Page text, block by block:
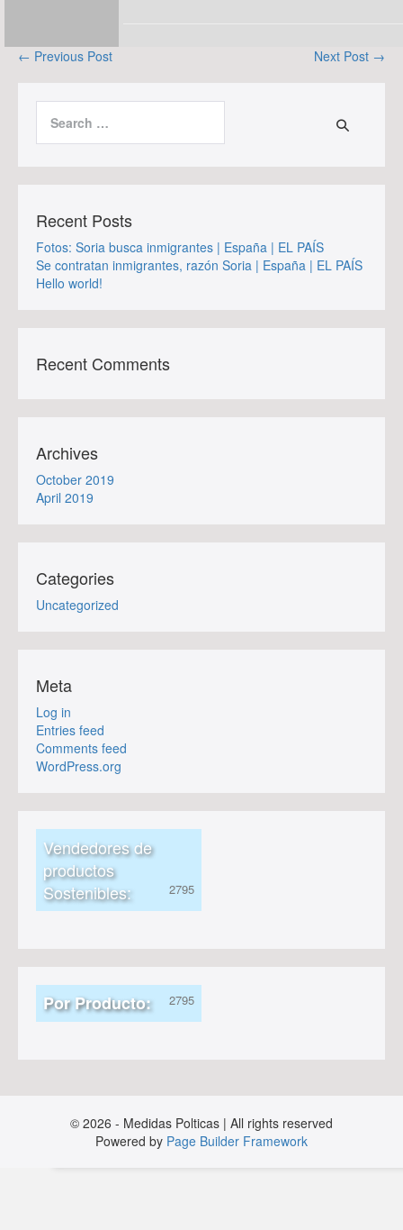
Post
← Previous Post Next Post →
for:
Recent Posts
Fotos: Soria busca inmigrantes | España | EL PAÍS
Se contratan inmigrantes, razón Soria | España | EL PAÍS
Hello world!
Recent Comments
Archives
October 2019
April 2019
Categories
Uncategorized
Meta
Log in
Entries feed
Comments feed
WordPress.org
Vendedores de
productos
Sostenibles:
Por Producto:
© 2026 - Medidas Polticas | All rights reserved
Powered by Page Builder Framework